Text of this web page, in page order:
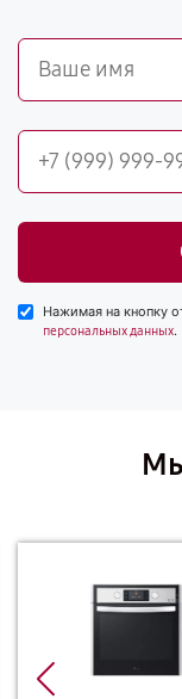
Нажимая на кнопку
персональных данных.